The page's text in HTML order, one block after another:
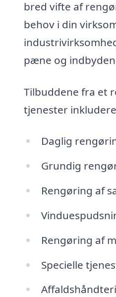
bred vifte af
behov i din
pæne og
Tilbuddene fra et
tjenester
Daglig
Grundig
Rengøring af
Rengøring af
Specielle